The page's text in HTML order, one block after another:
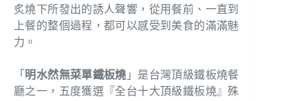
炙燒下所發出的誘人聲響，從用餐前、一直到
上餐的整個過程，都可以感受到美食的滿滿魅
力。
「 明水然無菜單鐵板燒 」是台灣頂級鐵板燒餐
廳之一，五度獲選『全台十大頂級鐵板燒』殊